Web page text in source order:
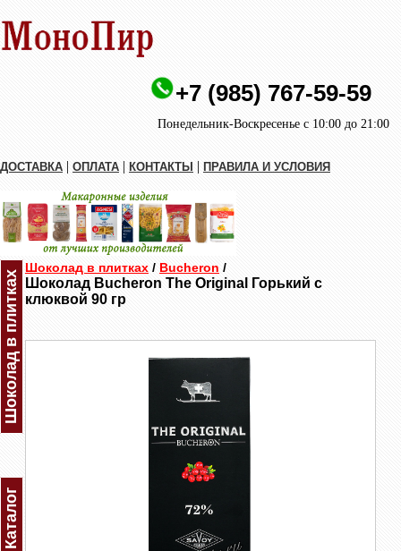
+7 (985) 767-59-59
Понедельник-Воскресенье с 10:00 до 21:00
ДОСТАВКА | ОПЛАТА | КОНТАКТЫ | ПРАВИЛА И УСЛОВИЯ
Шоколад в плитках
Каталог
Шоколад в плитках / Bucheron /
Шоколад Buсheron The Original Горький с
клюквой 90 гр